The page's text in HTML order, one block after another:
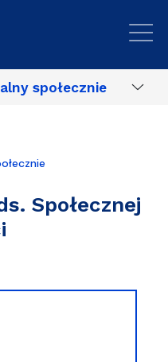
społecznie
Społecznej